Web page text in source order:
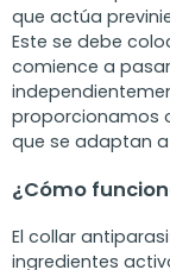
que actúa
Este se debe
comience a
proporcionamos
que se adaptan
¿Cómo
El collar
ingredientes